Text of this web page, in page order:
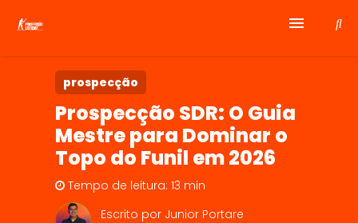
Curso Prospecção
Contato
prospecção
Prospecção SDR: O Guia
Mestre para Dominar o
Topo do Funil em 2026
Tempo de leitura: 13 min
Escrito por Junior Portare